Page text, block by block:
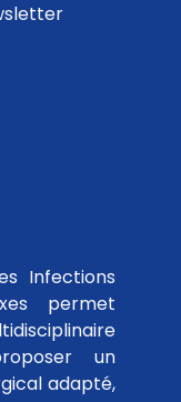
Infections
permet
un
adapté,